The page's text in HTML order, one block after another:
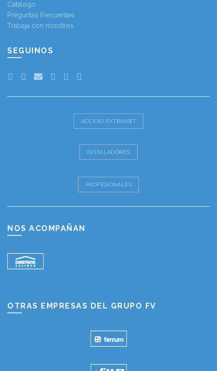
Catálogo
Preguntas Frecuentes
Trabaja con nosotros
SEGUINOS
ACCESO EXTRANET
INSTALADORES
PROFESIONALES
NOS ACOMPAÑAN
OTRAS EMPRESAS DEL GRUPO FV